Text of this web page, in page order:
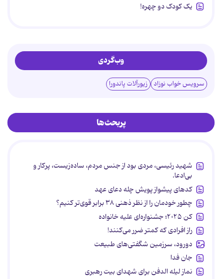
یک کودک دو چهره!
وب‌گردی
سرویس خواب نوزاد زیورآلات پاندورا
پربحث‌ها
شهید رئیسی، مردی بود از جنس مردم، ساده‌زیست، پرکار و
بی‌ادعا.
کدهای پیشواز پویش چله دعای عهد
چطور خودمان را از نظر ذهنی ۳۸ برابر قوی‌تر کنیم؟
کن ۲۰۲۵؛ جشنواره‌ای علیه خانواده
راز افرادی که کمتر ضرر می‌کنند!
دورود، سرزمین شگفتی‌های طبیعت
جان فدا
نماز لیله الدفن برای شهدای بیت رهبری